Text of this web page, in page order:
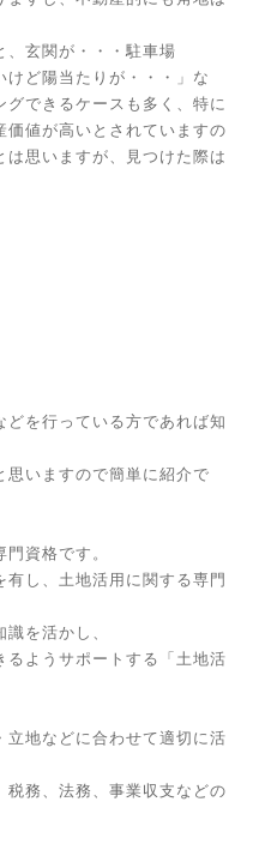
、玄関が・・・駐車場
けど陽当たりが・・・」な
できるケースも多く、特に
値が高いとされていますの
思いますが、見つけた際は
を行っている方であれば知
思いますので簡単に紹介で
資格です。
し、土地活用に関する専門
を活かし、
るようサポートする「土地活
立地などに合わせて適切に活
税務、法務、事業収支などの